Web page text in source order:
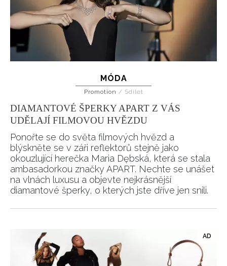
MÓDA
Promotion / Sdílet
DIAMANTOVÉ ŠPERKY APART Z VÁS
UDĚLAJÍ FILMOVOU HVĚZDU
Ponořte se do světa filmových hvězd a
blýskněte se v záři reflektorů stejně jako
okouzlující herečka Maria Dębská, která se stala
ambasadorkou značky APART. Nechte se unášet
na vlnách luxusu a objevte nejkrásnější
diamantové šperky, o kterých jste dříve jen snili.